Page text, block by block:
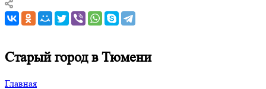
Старый город в Тюмени
Главная